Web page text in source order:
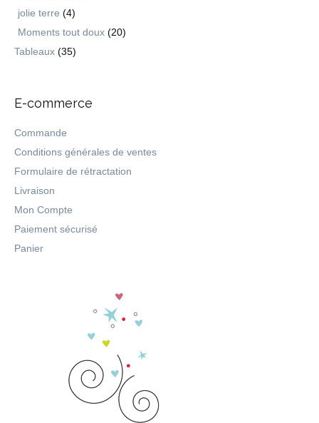
jolie terre (4)
Moments tout doux (20)
Tableaux (35)
E-commerce
Commande
Conditions générales de ventes
Formulaire de rétractation
Livraison
Mon Compte
Paiement sécurisé
Panier